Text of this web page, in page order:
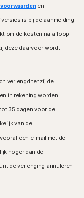
en
is bij de aanmelding
om de kosten na afloop
deze daarvoor wordt
verlengd tenzij de
in rekening worden
35 dagen voor de
van de
een e-mail met de
hoger dan de
de verlenging annuleren